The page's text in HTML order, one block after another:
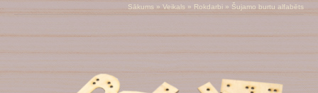
Sākums » Veikals » Rokdarbi » Šujamo burtu alfabēts